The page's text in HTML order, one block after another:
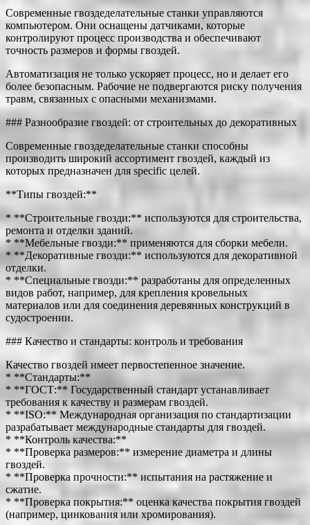
Современные гвоздеделательные станки управляются
компьютером. Они оснащены датчиками, которые
контролируют процесс производства и обеспечивают
точность размеров и формы гвоздей.
Автоматизация не только ускоряет процесс, но и делает его
более безопасным. Рабочие не подвергаются риску получения
травм, связанных с опасными механизмами.
### Разнообразие гвоздей: от строительных до декоративных
Современные гвоздеделательные станки способны
производить широкий ассортимент гвоздей, каждый из
которых предназначен для specific целей.
**Типы гвоздей:**
* **Строительные гвозди:** используются для строительства,
ремонта и отделки зданий.
* **Мебельные гвозди:** применяются для сборки мебели.
* **Декоративные гвозди:** используются для декоративной
отделки.
* **Специальные гвозди:** разработаны для определенных
видов работ, например, для крепления кровельных
материалов или для соединения деревянных конструкций в
судостроении.
### Качество и стандарты: контроль и требования
Качество гвоздей имеет первостепенное значение.
* **Стандарты:**
* **ГОСТ:** Государственный стандарт устанавливает
требования к качеству и размерам гвоздей.
* **ISO:** Международная организация по стандартизации
разрабатывает международные стандарты для гвоздей.
* **Контроль качества:**
* **Проверка размеров:** измерение диаметра и длины
гвоздей.
* **Проверка прочности:** испытания на растяжение и
сжатие.
* **Проверка покрытия:** оценка качества покрытия гвоздей
(например, цинкования или хромирования).